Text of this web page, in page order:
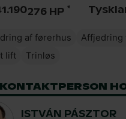
1.190276 HP *
af førerhus Affjedring
lift
Trinløs
ISTVÁN PÁSZTOR